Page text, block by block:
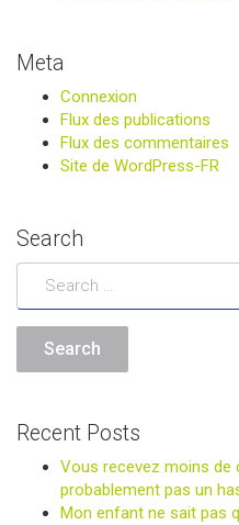
Meta
Connexion
Flux des publications
Flux des commentaires
Site de WordPress-FR
Search
Recent Posts
Vous recevez moins de
probablement pas un
Mon enfant ne sait pas